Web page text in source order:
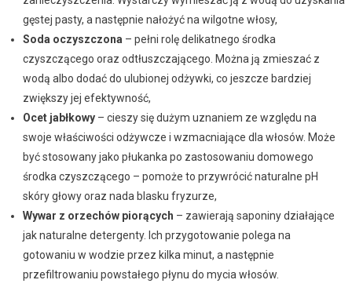
gęstej pasty, a następnie nałożyć na wilgotne włosy,
Soda oczyszczona – pełni rolę delikatnego środka
czyszczącego oraz odtłuszczającego. Można ją zmieszać z
wodą albo dodać do ulubionej odżywki, co jeszcze bardziej
zwiększy jej efektywność,
Ocet jabłkowy– cieszy się dużym uznaniem ze względu na
swoje właściwości odżywcze i wzmacniające dla włosów. Może
być stosowany jako płukanka po zastosowaniu domowego
środka czyszczącego – pomoże to przywrócić naturalne pH
skóry głowy oraz nada blasku fryzurze,
Wywar z orzechów piorących – zawierają saponiny działające
jak naturalne detergenty. Ich przygotowanie polega na
gotowaniu w wodzie przez kilka minut, a następnie
przefiltrowaniu powstałego płynu do mycia włosów.